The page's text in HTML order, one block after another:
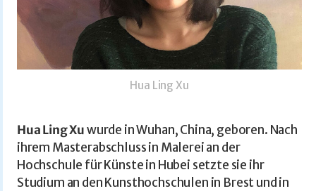
Hua Ling Xu
Hua Ling Xuwurde in Wuhan, China, geboren. Nach
ihrem Masterabschluss in Malerei an der
Hochschule für Künste in Hubei setzte sie ihr
Studium an den Kunsthochschulen in Brest und in